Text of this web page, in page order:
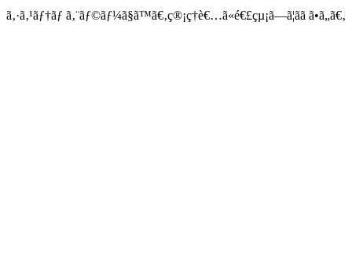
ã‚·ã‚¹ãƒ†ãƒ ã‚¨ãƒ©ãƒ¼ã§ã™ã€‚ç®¡ç†è€…ã«é€£çµ¡ã—ã¦ãã ã•ã„ã€‚